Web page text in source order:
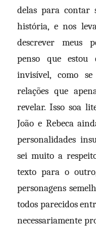
delas para contar
história, e nos
descrever meus
penso que estou
invisível, como se
relações que
revelar. Isso soa
João e Rebeca
personalidades
sei muito a
texto para o
personagens
todos parecidos
necessariamente